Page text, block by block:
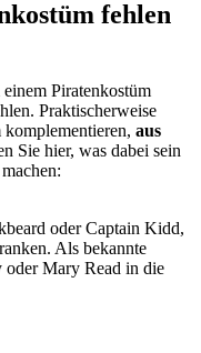
fehlen
Piratenkostüm
Praktischerweise
aus
Sie hier, was dabei sein
oder Captain Kidd,
Als bekannte
Mary Read in die